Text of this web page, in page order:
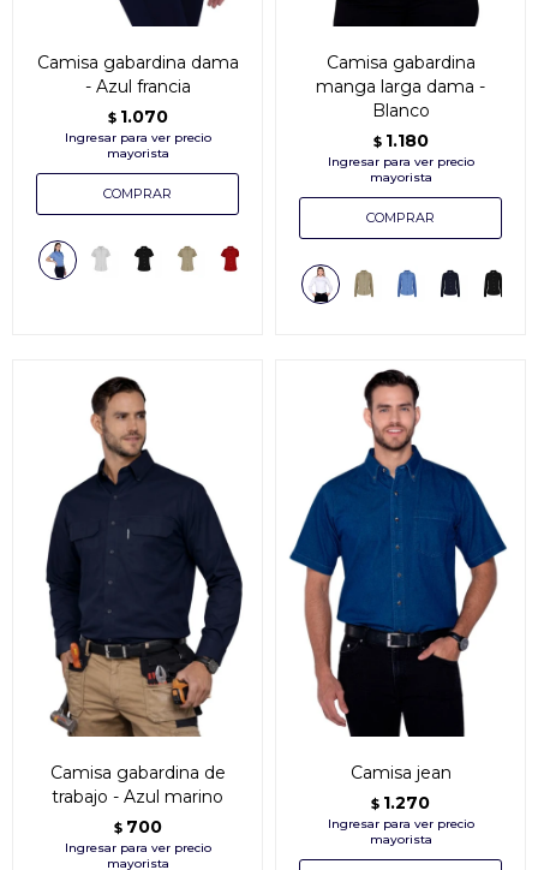
Camisa gabardina dama
- Azul francia
$ 1.070
Camisa gabardina
manga larga dama -
Blanco
$ 1.180
Camisa gabardina de
trabajo - Azul marino
$ 700
Camisa jean
$ 1.270